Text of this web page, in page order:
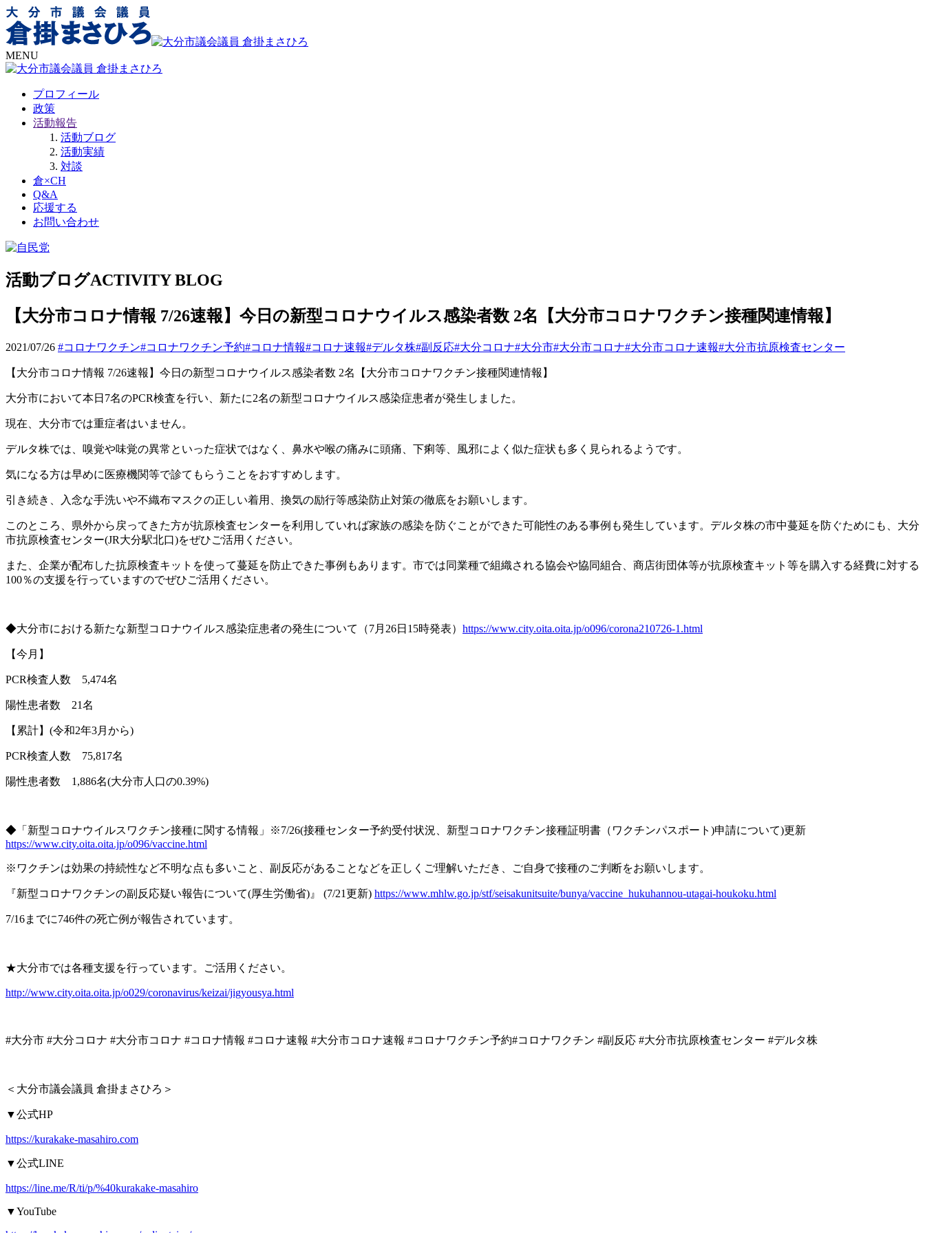
MENU
プロフィール
政策
活動報告
活動ブログ
活動実績
対談
倉×CH
Q&A
応援する
お問い合わせ
活動ブログACTIVITY BLOG
【大分市コロナ情報 7/26速報】今日の新型コロナウイルス感染者数 2名【大分市コロナワクチン接種関連情報】
2021/07/26 #コロナワクチン#コロナワクチン予約#コロナ情報#コロナ速報#デルタ株#副反応#大分コロナ#大分市#大分市コロナ#大分市コロナ速報#大分市抗原検査センター
【大分市コロナ情報 7/26速報】今日の新型コロナウイルス感染者数 2名【大分市コロナワクチン接種関連情報】
大分市において本日 7名のPCR検査を行い、新たに2名の新型コロナウイルス感染症患者が発生しました。
現在、大分市では重症者はいません。
デルタ株では、嗅覚や味覚の異常といった症状ではなく、鼻水や喉の痛みに頭痛、下痢等、風邪によく似た症状も多く見られるようです。
気になる方は早めに医療機関等で診てもらうことをおすすめします。
引き続き、入念な手洗いや不織布マスクの正しい着用、換気の励行等感染防止対策の徹底をお願いします。
このところ、県外から戻ってきた方が抗原検査センターを利用していれば家族の感染を防ぐことができた可能性のある事例も発生しています。デルタ株の市中蔓延を防ぐためにも、大分
市抗原検査センター(JR大分駅北口)をぜひご活用ください。
また、企業が配布した抗原検査キットを使って蔓延を防止できた事例もあります。市では同業種で組織される協会や協同組合、商店街団体等が抗原検査キット等を購入する経費に対する
100％の支援を行っていますのでぜひご活用ください。
◆大分市における新たな新型コロナウイルス感染症患者の発生について（7月 26日 15時発表） https://www.city.oita.oita.jp/o096/corona210726-1.html
【今月】
PCR検査人数 5,474名
陽性患者数 21名
【累計】 (令和2年3月から)
PCR検査人数 75,817名
陽性患者数 1,886名(大分市人口の0.39%)
◆「新型コロナウイルスワクチン接種に関する情報」※7/26(接種センター予約受付状況 新型コロナワクチン接種証明書（ワクチンパスポート )申請について)更新
https://www.city.oita.oita.jp/o096/vaccine.html
※ ワクチンは効果の持続性など不明な点も多いこと、副反応があることなどを正しくご理解いただき、ご自身で接種のご判断をお願いします。
『新型コロナワクチンの副反応疑い報告について(厚生労働省) 』 (7/21更新) https://www.mhlw.go.jp/stf/seisakunitsuite/bunya/vaccine_hukuhannou-utagai-houkoku.html
7/16までに746件の死亡例が報告されています。
★大分市では各種支援を行っています。ご活用ください。
http://www.city.oita.oita.jp/o029/coronavirus/keizai/jigyousya.html
#大分市 #大分コロナ #大分市コロナ #コロナ情報 #コロナ速報 #大分市コロナ速報 #コロナワクチン予約#コロナワクチン #副反応 #大分市抗原検査センター #デルタ株
＜大分市議会議員 倉掛まさひろ＞
▼公式HP
https://kurakake-masahiro.com
▼公式LINE
https://line.me/R/ti/p/%40kurakake-masahiro
▼YouTube